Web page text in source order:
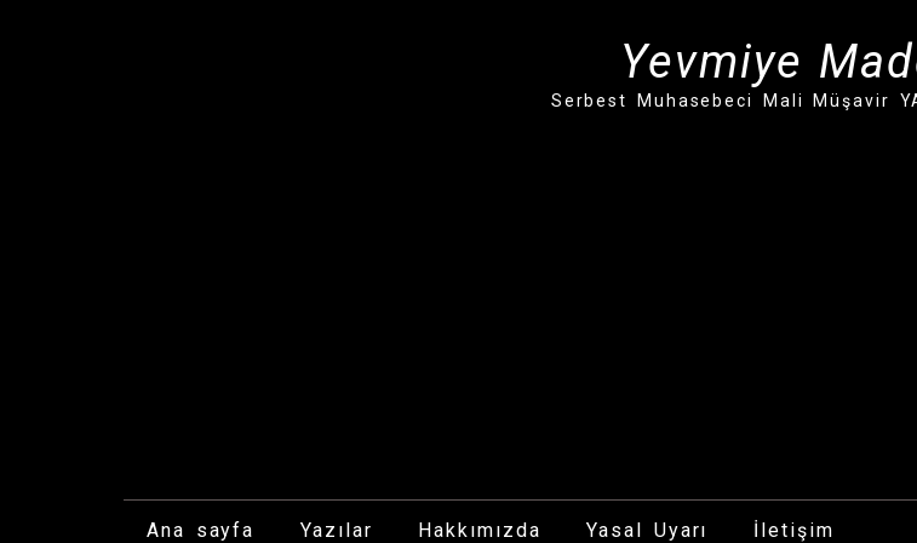
Yevmiye
Serbest Muhasebeci Mali Müşavir
Ana sayfa Yazılar Hakkımızda Yasal Uyarı İletişim